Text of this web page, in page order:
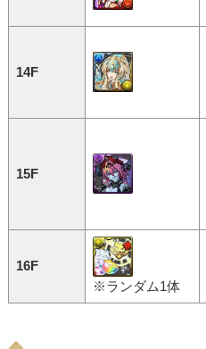
14F
15F
16F
※ランダム1体